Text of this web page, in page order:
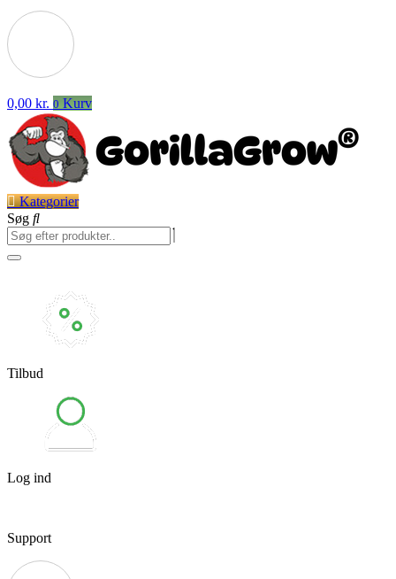
0,00 kr. 0 Kurv
Kategorier
Søg
Tilbud
Log ind
Support